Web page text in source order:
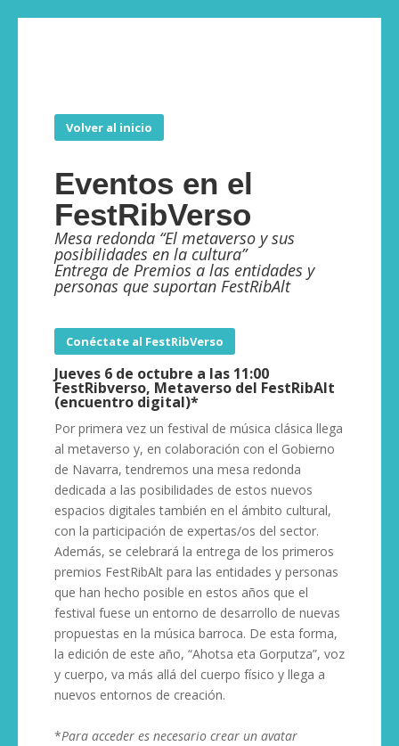
Volver al inicio
Eventos en el
FestRibVerso
Mesa redonda “El metaverso y sus
posibilidades en la cultura”
Entrega de Premios a las entidades y
personas que suportan FestRibAlt
Conéctate al FestRibVerso
Jueves 6 de octubre a las 11:00
FestRibverso, Metaverso del FestRibAlt
(encuentro digital)*
Por primera vez un festival de música clásica llega
al metaverso y, en colaboración con el Gobierno
de Navarra, tendremos una mesa redonda
dedicada a las posibilidades de estos nuevos
espacios digitales también en el ámbito cultural,
con la participación de expertas/os del sector.
Además, se celebrará la entrega de los primeros
premios FestRibAlt para las entidades y personas
que han hecho posible en estos años que el
festival fuese un entorno de desarrollo de nuevas
propuestas en la música barroca. De esta forma,
la edición de este año, “Ahotsa eta Gorputza”, voz
y cuerpo, va más allá del cuerpo físico y llega a
nuevos entornos de creación.
*Para acceder es necesario crear un avatar